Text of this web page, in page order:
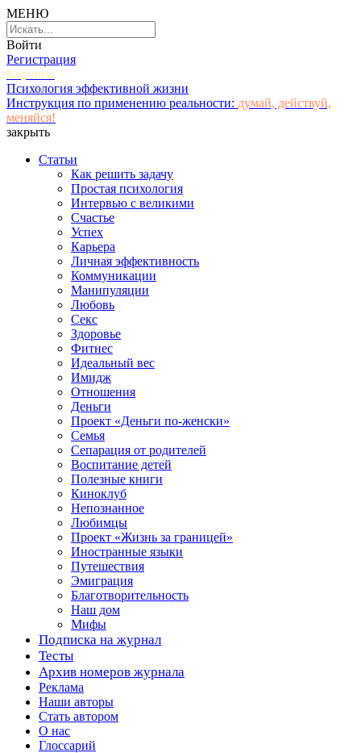
МЕНЮ
Войти
Регистрация
Корзина
Психология эффективной жизни
Инструкция по применению реальности: думай, действуй,
меняйся!
закрыть
Статьи
Как решить задачу
Простая психология
Интервью с великими
Счастье
Успех
Карьера
Личная эффективность
Коммуникации
Манипуляции
Любовь
Секс
Здоровье
Фитнес
Идеальный вес
Имидж
Отношения
Деньги
Проект «Деньги по-женски»
Семья
Сепарация от родителей
Воспитание детей
Полезные книги
Киноклуб
Непознанное
Любимцы
Проект «Жизнь за границей»
Иностранные языки
Путешествия
Эмиграция
Благотворительность
Наш дом
Мифы
Подписка на журнал
Тесты
Архив номеров журнала
Реклама
Наши авторы
Стать автором
О нас
Глоссарий